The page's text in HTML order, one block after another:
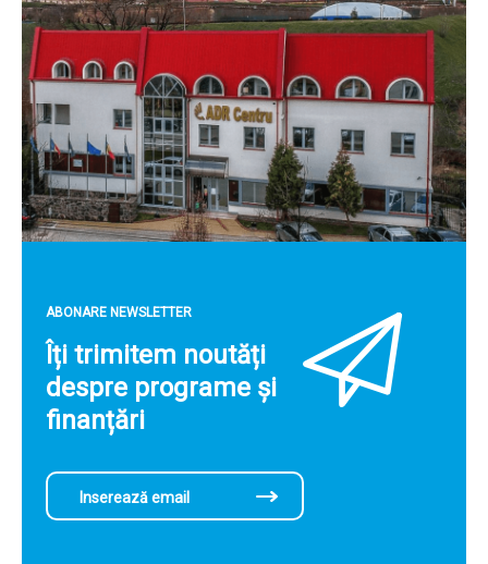
ABONARE NEWSLETTER
Îți trimitem noutăți
despre programe și
finanțări